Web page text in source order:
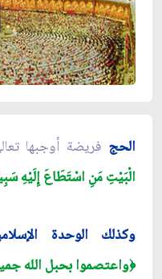
الحج فريضة أوجبها
الْبَيْتِ مَنِ اسْتَطَاعَ إِلَيْهِ
وكذلك الوحدة
﴿واعتصموا بحبل الله